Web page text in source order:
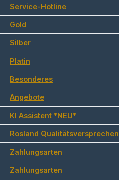
Service-Hotline
Gold
Silber
Platin
Besonderes
Angebote
KI Assistent *NEU*
Rosland Qualitätsversprechen
Zahlungsarten
Zahlungsarten